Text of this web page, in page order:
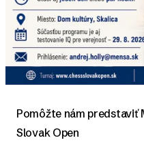
Pomôžte nám predstaviť
Slovak Open